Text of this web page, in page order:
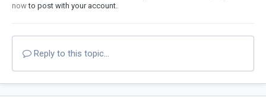
nowto post with your account.
Reply to this topic...